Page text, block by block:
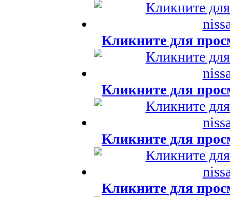
Кликните для
Кликните для
Кликните для
Кликните для